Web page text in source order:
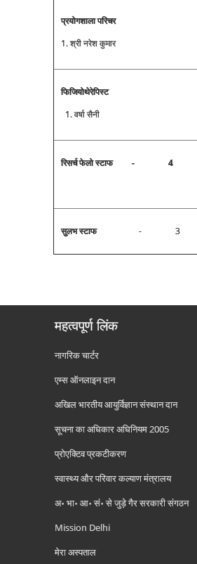
प्रयोगशाला परिचर
1. श्री नरेश कुमार
फिजियोथेरेपिस्ट
1. वर्षा सैनी
रिसर्च फेलो स्टाफ- 4
सुलभ स्टाफ - 3
महत्वपूर्ण लिंक
नागरिक चार्टर
एम्स ऑनलाइन दान
अखिल भारतीय आयुर्विज्ञान संस्थान दान
सूचना का अधिकार अधिनियम 2005
प्रोएक्टिव प्रकटीकरण
स्वास्थ्य और परिवार कल्याण मंत्रालय
अ॰ भा॰ आ॰ सं॰ से जुड़े गैर सरकारी संगठन
Mission Delhi
मेरा अस्पताल